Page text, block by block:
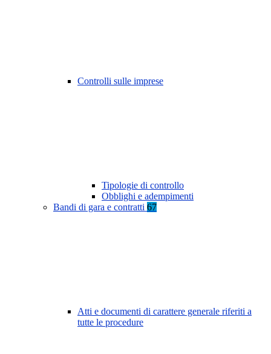
Controlli sulle imprese
Tipologie di controllo
Obblighi e adempimenti
Bandi di gara e contratti 67
Atti e documenti di carattere generale riferiti a
tutte le procedure